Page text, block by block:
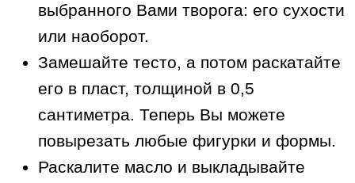
выбранного Вами творога: его сухости
или наоборот.
Замешайте тесто, а потом раскатайте
его в пласт, толщиной в 0,5
сантиметра. Теперь Вы можете
повырезать любые фигурки и формы.
Раскалите масло и выкладывайте